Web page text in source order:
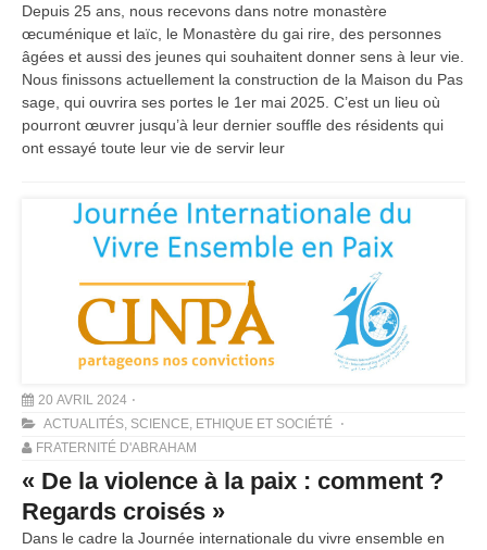
Depuis 25 ans, nous recevons dans notre monastère
œcuménique et laïc, le Monastère du gai rire, des personnes
âgées et aussi des jeunes qui souhaitent donner sens à leur vie.
Nous finissons actuellement la construction de la Maison du Pas
sage, qui ouvrira ses portes le 1er mai 2025. C’est un lieu où
pourront œuvrer jusqu’à leur dernier souffle des résidents qui
ont essayé toute leur vie de servir leur
20 AVRIL 2024
ACTUALITÉS, SCIENCE, ETHIQUE ET SOCIÉTÉ
FRATERNITÉ D'ABRAHAM
« De la violence à la paix : comment ?
Regards croisés »
Dans le cadre la Journée internationale du vivre ensemble en